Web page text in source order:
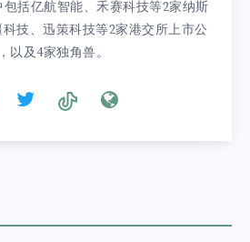
括亿航智能、禾赛科技等2家纳斯
技、迅策科技等2家港交所上市公
以及4家独角兽。